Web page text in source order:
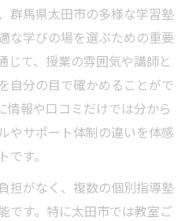
体験で学習環境に注目す
まに合う個別指導塾を見
気や教室設備を体験から
の相性をしっかり確認
サポートを無料体験でチ
群馬県太田市の多様な学習塾
な学びの場を選ぶための重要
じて、授業の雰囲気や講師と
自分の目で確かめることがで
情報や口コミだけでは分から
やサポート体制の違いを体感
す。
担がなく、複数の個別指導塾
です。特に太田市では教室ご